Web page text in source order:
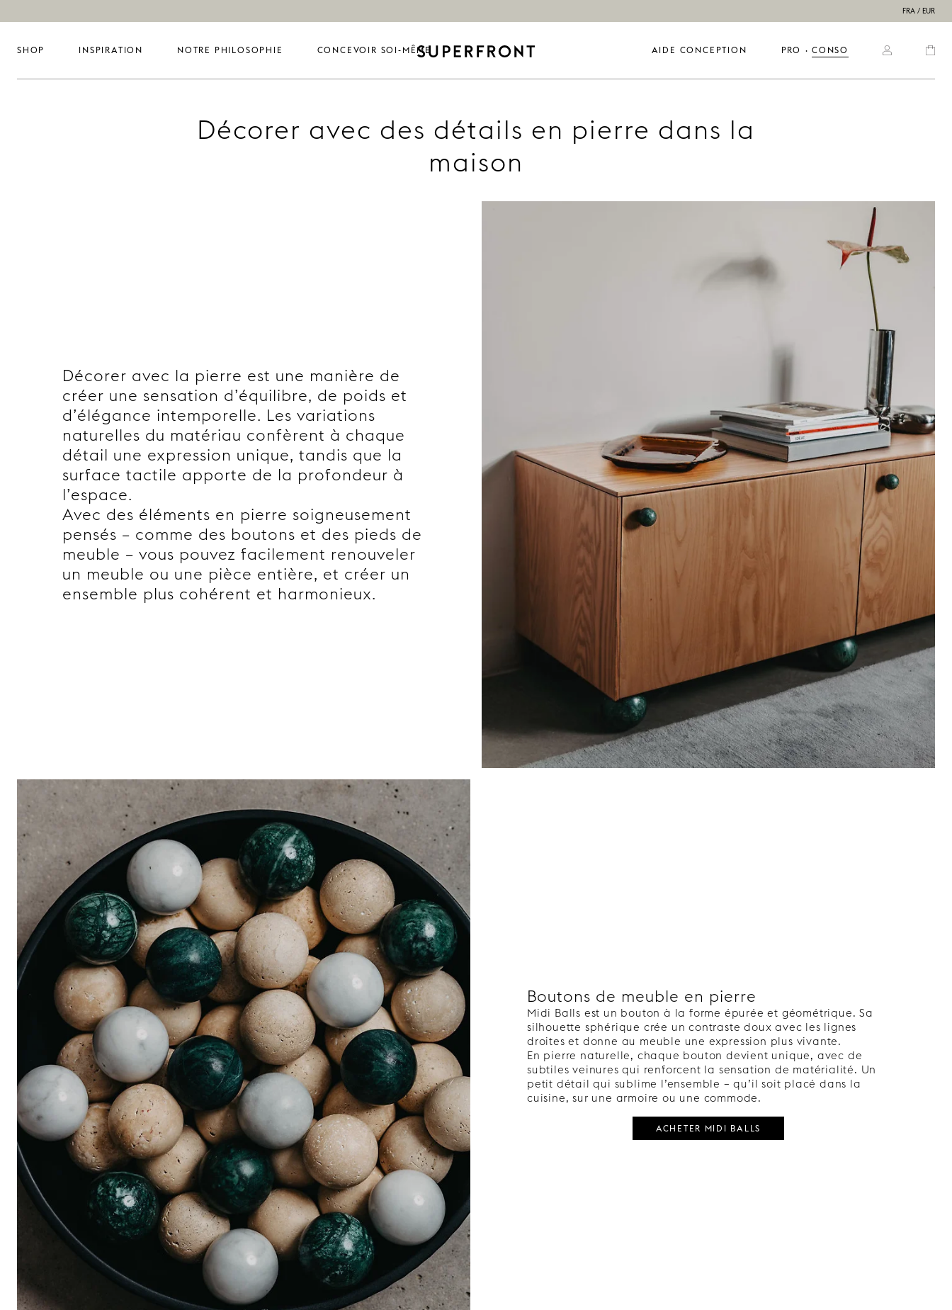
FRA / EUR
SHOP INSPIRATION NOTRE PHILOSOPHIE CONCEVOIR SOI-MÊME AIDE CONCEPTION PRO
  ·
CONSO
Décorer avec des détails en pierre dans la
maison
Décorer avec la pierre est une manière de
créer une sensation d’équilibre, de poids et
d’élégance intemporelle. Les variations
naturelles du matériau confèrent à chaque
détail une expression unique, tandis que la
surface tactile apporte de la profondeur à
l’espace.
Avec des éléments en pierre soigneusement
pensés – comme des boutons et des pieds de
meuble – vous pouvez facilement renouveler
un meuble ou une pièce entière, et créer un
ensemble plus cohérent et harmonieux.
Boutons de meuble en pierre
Midi Balls est un bouton à la forme épurée et géométrique. Sa
silhouette sphérique crée un contraste doux avec les lignes
droites et donne au meuble une expression plus vivante.
En pierre naturelle, chaque bouton devient unique, avec de
subtiles veinures qui renforcent la sensation de matérialité. Un
petit détail qui sublime l’ensemble – qu’il soit placé dans la
cuisine, sur une armoire ou une commode.
ACHETER MIDI BALLS